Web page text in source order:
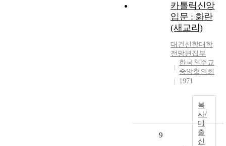
카톨릭신앙
입문 : 화란
(새교리)
대건신학대학
전망편집부
한국천주교
중앙협의회
1971
복
사/
대
출
신
9